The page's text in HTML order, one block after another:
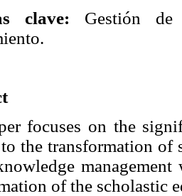
clave: Gestión de
focuses on the
the transformation of
of the scholastic